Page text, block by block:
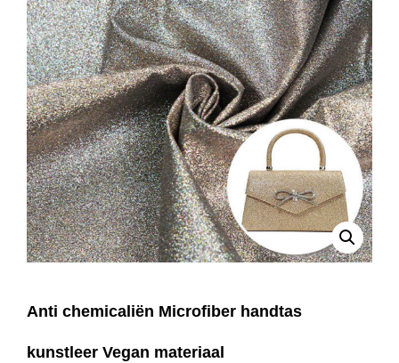
Anti chemicaliën Microfiber handtas
kunstleer Vegan materiaal